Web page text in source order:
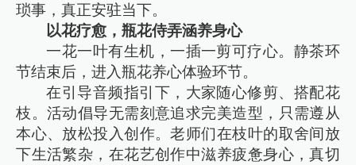
琐事，真正安驻当下。
以花疗愈，瓶花侍弄涵养身心
一花一叶有生机，一插一剪可疗心。静茶环
节结束后，进入瓶花养心体验环节。
在引导音频指引下，大家随心修剪、搭配花
枝。活动倡导无需刻意追求完美造型，只需遵从
本心、放松投入创作。老师们在枝叶的取舍间放
下生活繁杂，在花艺创作中滋养疲惫身心，真切